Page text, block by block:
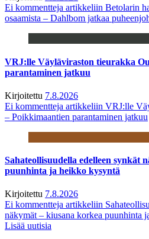
Ei kommentteja artikkeliin Betolarin
osaamista – Dahlbom jatkaa
VRJ:lle Väyläviraston tieurakka
parantaminen jatkuu
Kirjoitettu 7.8.2026
Ei kommentteja artikkeliin VRJ:lle
– Poikkimaantien parantaminen jatkuu
Sahateollisuudella edelleen synkät
puunhinta ja heikko kysyntä
Kirjoitettu 7.8.2026
Ei kommentteja artikkeliin
näkymät – kiusana korkea puunhinta
Lisää uutisia